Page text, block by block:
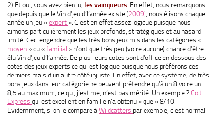
2) Et oui, vous avez bien lu, les vainqueurs . En effet, nous remarquons
que depuis que le Vin d’jeu d’l’année existe (2009), nous élisons chaque
année un jeu «expert ». C’est en effet assez logique puisque nous
aimons particulièrement les jeux profonds, stratégiques et au hasard
limité. Ceci engendre que les très bons jeux mis dans les catégories «
moyen » ou «familial » n’ont que très peu (voire aucune) chance d’être
élu Vin d’jeu d’l’année. De plus, leurs cotes sont d’office en dessous des
cotes des jeux experts ce qui est logique puisque nous préférons ces
derniers mais d’un autre côté injuste. En effet, avec ce système, de très
bons jeux dans leur catégorie ne peuvent prétendre qu’à un 8 voire un
8,5 au maximum, ce qui, j’estime, n’est pas mérité. Un exemple ? Colt
Express qui est excellent en famille n’a obtenu « que » 8/10.
Evidemment, si on le compare à Wildcatters par exemple, c’est normal